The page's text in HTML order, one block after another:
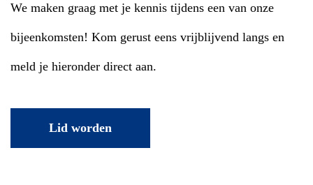
We maken graag met je kennis tijdens een van onze
bijeenkomsten! Kom gerust eens vrijblijvend langs en
meld je hieronder direct aan.
Lid worden